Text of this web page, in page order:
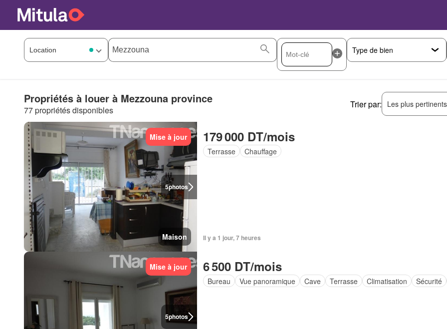
Propriétés à louer à Mezzouna province
77 propriétés disponibles
Trier par: Les plus
5photos
Mise à jour
Maison
179 000 DT/mois
Terrasse Chauffage
Il y a 1 jour, 7 heures
5photos
Mise à jour 6 500 DT/mois
Bureau Vue panoramique Cave Terrasse Climatisation Sécurité